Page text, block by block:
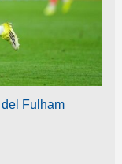
Fulham